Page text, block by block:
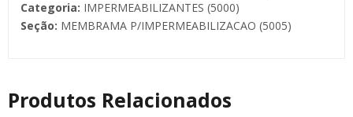
Categoria: IMPERMEABILIZANTES (5000)
Seção: MEMBRAMA P/IMPERMEABILIZACAO (5005)
Produtos Relacionados